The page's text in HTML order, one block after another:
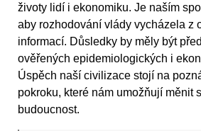
životy lidí i ekonomiku. Je naším
aby rozhodování vlády vycházela z
informací. Důsledky by měly být
ověřených epidemiologických i
Úspěch naší civilizace stojí na
pokroku, které nám umožňují měnit
budoucnost.